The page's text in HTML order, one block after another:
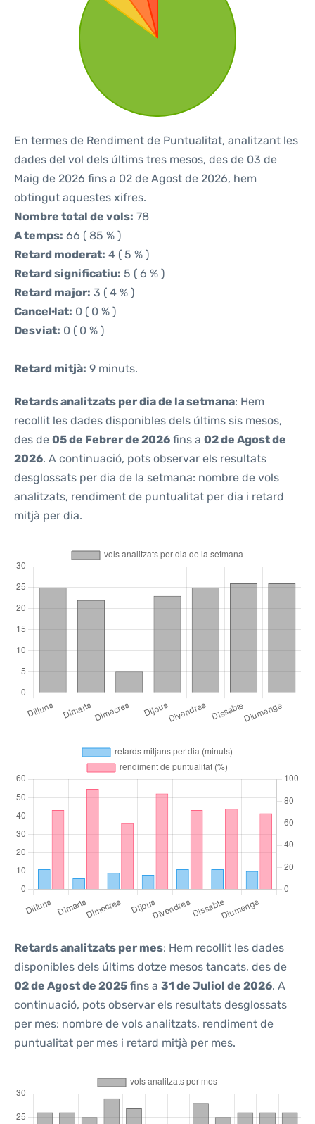
En termes de Rendiment de Puntualitat, analitzant les
dades del vol dels últims tres mesos, des de 03 de
Maig de 2026 fins a 02 de Agost de 2026, hem
obtingut aquestes xifres.
Nombre total de vols: 78
A temps: 66 ( 85 % )
Retard moderat: 4 ( 5 % )
Retard significatiu: 5 ( 6 % )
Retard major: 3 ( 4 % )
Cancel·lat: 0 ( 0 % )
Desviat: 0 ( 0 % )
Retard mitjà: 9 minuts.
Retards analitzats per dia de la setmana: Hem
recollit les dades disponibles dels últims sis mesos,
des de 05 de Febrer de 2026 fins a 02 de Agost de
2026. A continuació, pots observar els resultats
desglossats per dia de la setmana: nombre de vols
analitzats, rendiment de puntualitat per dia i retard
mitjà per dia.
Retards analitzats per mes: Hem recollit les dades
disponibles dels últims dotze mesos tancats, des de
02 de Agost de 2025 fins a 31 de Juliol de 2026. A
continuació, pots observar els resultats desglossats
per mes: nombre de vols analitzats, rendiment de
puntualitat per mes i retard mitjà per mes.